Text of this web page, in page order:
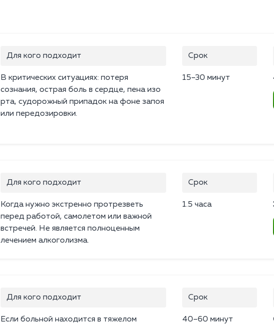
Для кого подходит
В критических ситуациях: потеря
сознания, острая боль в сердце, пена изо
рта, судорожный припадок на фоне запоя
или передозировки.
Срок
15–30 минут
Для кого подходит
Когда нужно экстренно протрезветь
перед работой, самолетом или важной
встречей. Не является полноценным
лечением алкоголизма.
Срок
1.5 часа
Для кого подходит
Если больной находится в тяжелом
Срок
40–60 минут